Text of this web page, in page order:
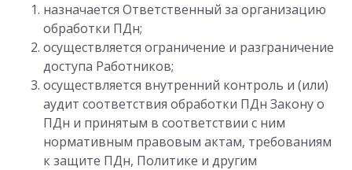
назначается Ответственный за организацию
обработки ПДн;
осуществляется ограничение и разграничение
доступа Работников;
осуществляется внутренний контроль и (или)
аудит соответствия обработки ПДн Закону о
ПДн и принятым в соответствии с ним
нормативным правовым актам, требованиям
к защите ПДн, Политике и другим